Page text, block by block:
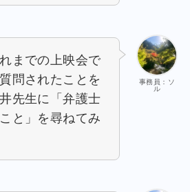
事務員：ソ
ル
までの上映会で
問されたことを
先生に「弁護士
と」を尋ねてみ